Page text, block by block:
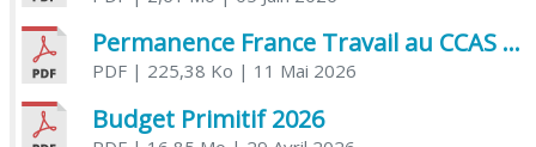
Permanence France Travail au CCAS de Saujon Juin 2026
PDF| 225,38 Ko | 11 Mai 2026
Budget Primitif 2026